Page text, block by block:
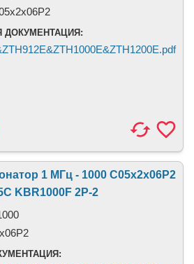
ДОКУМЕНТАЦИЯ:
1 МГц - 1000 C05x2x06P2
KBR1000F 2P-2